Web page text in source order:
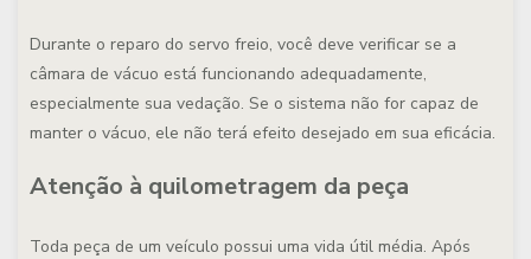
Durante o reparo do servo freio, você deve verificar se a
câmara de vácuo está funcionando adequadamente,
especialmente sua vedação. Se o sistema não for capaz de
manter o vácuo, ele não terá efeito desejado em sua eficácia.
Atenção à quilometragem da peça
Toda peça de um veículo possui uma vida útil média. Após